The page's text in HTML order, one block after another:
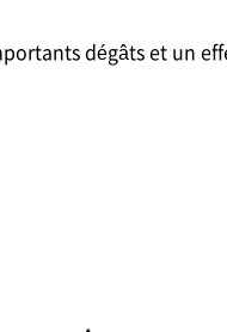
dégâts et un